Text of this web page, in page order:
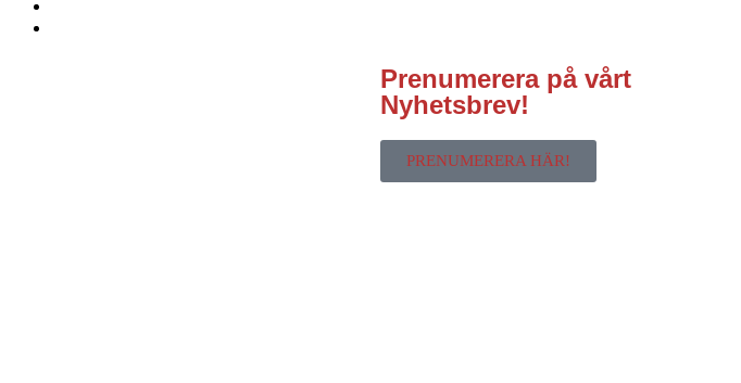
Prenumerera på vårt
Nyhetsbrev!
PRENUMERERA HÄR!